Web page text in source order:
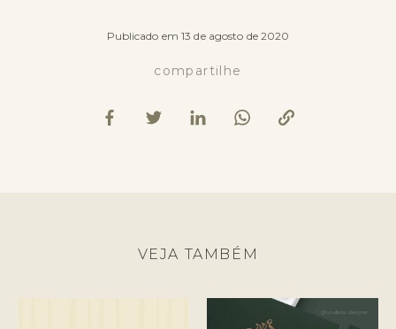
Publicado em 13 de agosto de 2020
compartilhe
VEJA TAMBÉM